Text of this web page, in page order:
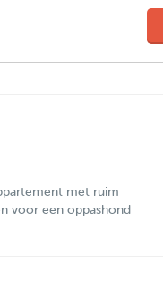
met ruim
voor een oppashond